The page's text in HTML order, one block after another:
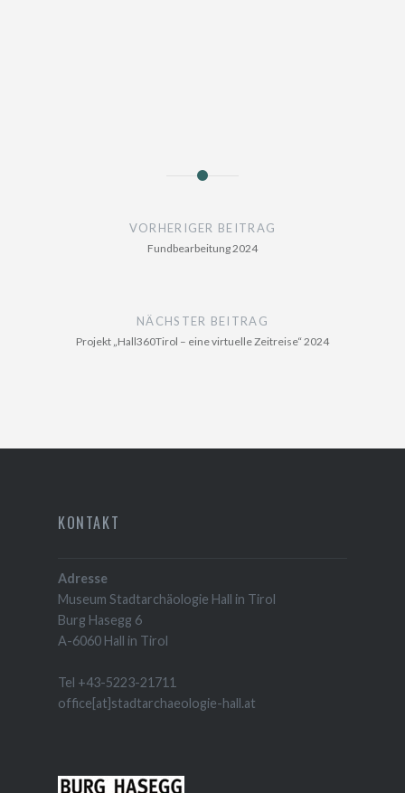
VORHERIGER BEITRAG
Fundbearbeitung 2024
NÄCHSTER BEITRAG
Projekt „Hall360Tirol – eine virtuelle Zeitreise“ 2024
KONTAKT
Adresse
Museum Stadtarchäologie Hall in Tirol
Burg Hasegg 6
A-6060 Hall in Tirol
Tel +43-5223-21711
office[at]stadtarchaeologie-hall.at